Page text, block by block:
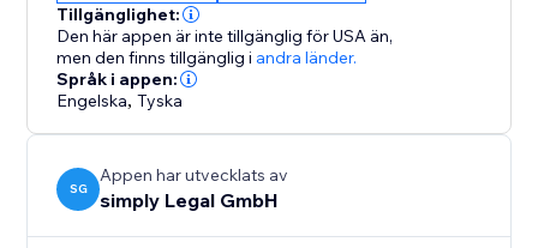
Tillgänglighet:
Den här appen är inte tillgänglig för USA än,
men den finns tillgänglig i andra länder.
Språk i appen:
Engelska,Tyska
SG
Appen har utvecklats av
simply Legal GmbH